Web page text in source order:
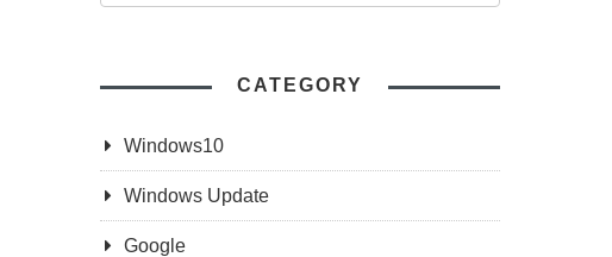
CATEGORY
Windows10
Windows Update
Google